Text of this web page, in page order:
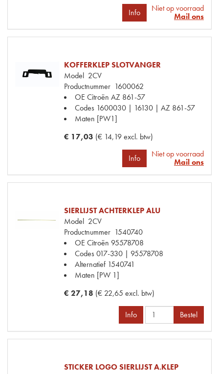
Info
Niet op voorraad
Mail ons
KOFFERKLEP SLOTVANGER
Model 2CV
Productnummer 1600062
OE Citroën AZ 861-57
Codes 1600030 | 16130 | AZ 861-57
Maten [PW1]
€ 17,03 (€ 14,19 excl. btw)
Info
Niet op voorraad
Mail ons
SIERLIJST ACHTERKLEP ALU
Model 2CV
Productnummer 1540740
OE Citroën 95578708
Codes017-330 | 95578708
Alternatief 1540741
Maten [PW 1]
€ 27,18 (€ 22,65 excl. btw)
Info Bestel
STICKER LOGO SIERLIJST A.KLEP